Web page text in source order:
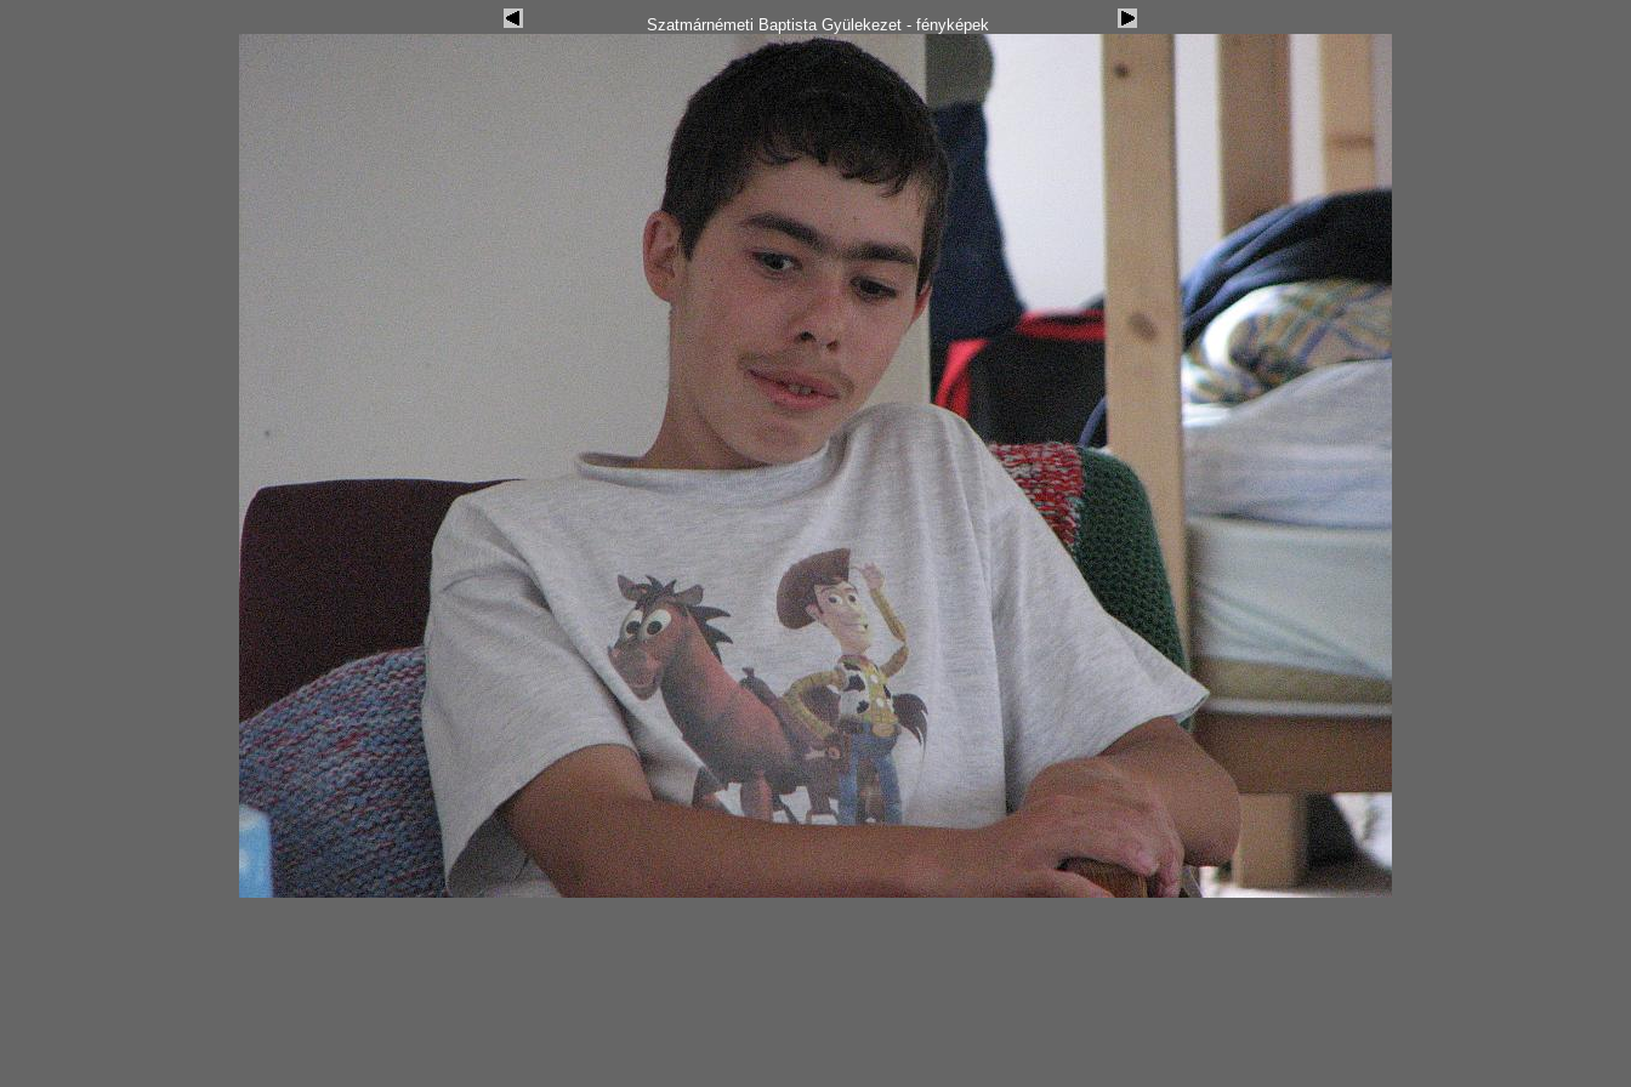
Szatmárnémeti Baptista Gyülekezet - fényképek